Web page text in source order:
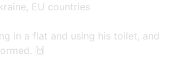
EU countries
in a flat and using his toilet, and
🙌